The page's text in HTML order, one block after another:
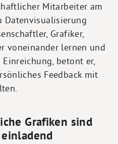
Mitarbeiter am
Datenvisualisierung
Grafiker,
voneinander lernen und
betont er,
Feedback mit
Grafiken sind